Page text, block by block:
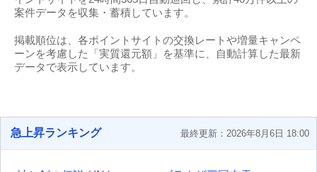
案件データを収集・蓄積しています。
掲載順位は、各ポイントサイトの交換レートや増量キャンペ
ーンを考慮した「実質還元額」を基準に、自動計算した最新
データで表示しています。
急上昇ランキング 最終更新：2026年8月6日 18:00